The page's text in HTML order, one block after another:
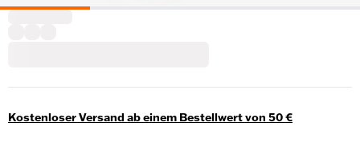
Kostenloser Versand ab einem Bestellwert von 50 €